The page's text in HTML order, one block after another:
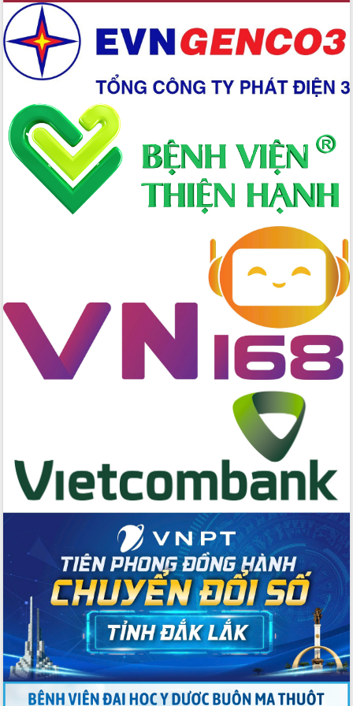
Ứng dụng sinh trắc học - Bước tiến
trong hành trình chuyển đổi số tại Đắk
Lắk
Đắk Lắk nâng cao hiệu quả công tác
Đảng từ Sổ tay đảng viên điện tử
Đắk Lắk đẩy mạnh nuôi biển công
nghệ, hướng tới phát triển thủy sản
bền vững
Tập huấn nâng cao năng lực triển khai
chuyển đổi số cho cán bộ, công chức
Đắk Lắk phát động hưởng ứng Ngày
Tổ chức trang trọng Lễ hội Đền thờ
Lương Văn Chánh năm 2026
Phó Bí thư Tỉnh ủy Đắk Lắk Đỗ Hữu
Huy giữ chức Bí thư Đảng ủy Ủy Ban
Nhân dân tỉnh
Đánh giá, rút kinh nghiệm công tác tổ
chức diễn tập trước ngày bầu cử
Chương trình “Gặp gỡ hữu nghị –
Bầu cử Quốc hội và HĐND: Cử tri Đắk
Lắk gửi gắm niềm tin, kỳ vọng vào lá
Đắk Lắk sẵn sàng các điều kiện cho
Ngày hội bầu cử đại biểu Quốc hội
khóa XVI và HĐND các cấp nhiệm kỳ
2026-2031
Đảm bảo cuộc bầu cử đại biểu Quốc
hội và đại biểu HĐND các cấp diễn ra
an toàn, hiệu quả, đúng quy định